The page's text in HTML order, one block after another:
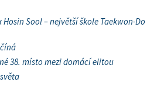
Hosin Sool – největší škole Taekwon-Do
38. místo mezi domácí elitou